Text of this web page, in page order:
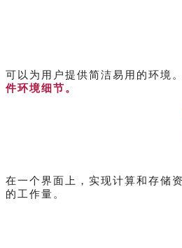
可以为用户提供简洁易用的环境
件环境细节。
在一个界面上，实现计算和存储
的工作量。